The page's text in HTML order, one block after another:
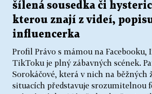
šílená sousedka či
kterou znají z videí,
influencerka
Profil Právo s mámou na Facebooku,
TikToku je plný zábavných scének.
Sorokáčové, která v nich na běžných
situacích představuje srozumitelnou